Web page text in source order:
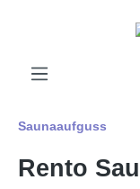
Saunaaufguss
Rento